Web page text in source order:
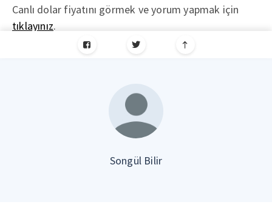
Canlı dolar fiyatını görmek ve yorum yapmak için
tıklayınız.
Songül Bilir